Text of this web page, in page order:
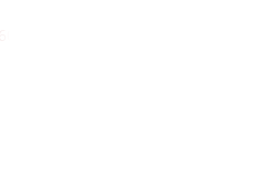
Triple White